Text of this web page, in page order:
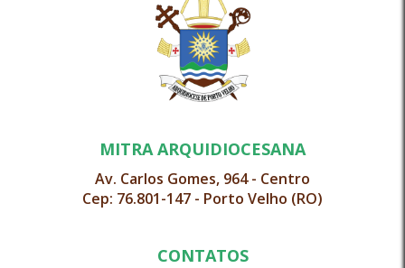
MITRA ARQUIDIOCESANA
Av. Carlos Gomes, 964 - Centro
Cep: 76.801-147 - Porto Velho (RO)
CONTATOS